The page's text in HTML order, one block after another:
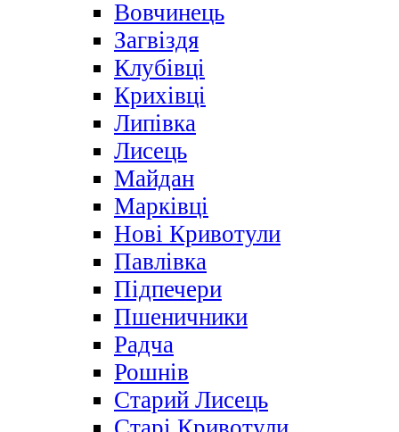
Вовчинець
Загвіздя
Клубівці
Крихівці
Липівка
Лисець
Майдан
Марківці
Нові Кривотули
Павлівка
Підпечери
Пшеничники
Радча
Рошнів
Старий Лисець